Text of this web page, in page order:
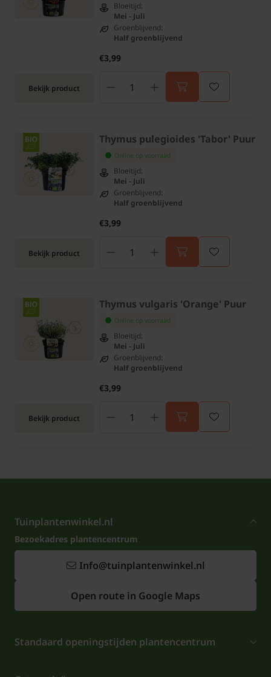
Bekijk product
Bloeitijd:
Mei - Juli
Groenblijvend:
Half groenblijvend
€3,99
Bekijk product
Thymus pulegioides 'Tabor' Puur
Online op voorraad
Bloeitijd:
Mei - Juli
Groenblijvend:
Half groenblijvend
€3,99
Bekijk product
Thymus vulgaris 'Orange' Puur
Online op voorraad
Bloeitijd:
Mei - Juli
Groenblijvend:
Half groenblijvend
€3,99
Tuinplantenwinkel.nl
Bezoekadres plantencentrum
Info@tuinplantenwinkel.nl
Open route in Google Maps
Standaard openingstijden plantencentrum